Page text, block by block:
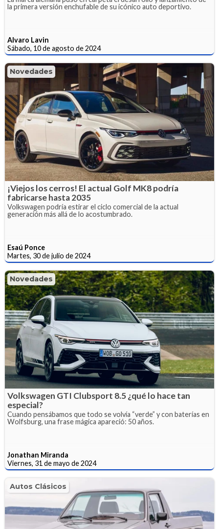
la primera versión enchufable de su icónico auto deportivo.
Alvaro Lavin
Sábado, 10 de agosto de 2024
Novedades
¡Viejos los cerros! El actual Golf MK8 podría
fabricarse hasta 2035
Volkswagen podría estirar el ciclo comercial de la actual
generación más allá de lo acostumbrado.
Esaú Ponce
Martes, 30 de julio de 2024
Novedades
Volkswagen GTI Clubsport 8.5 ¿qué lo hace tan
especial?
Cuando pensábamos que todo se volvía “verde” y con baterías en
Wolfsburg, una frase mágica apareció: 50 años.
Jonathan Miranda
Viernes, 31 de mayo de 2024
Autos Clásicos